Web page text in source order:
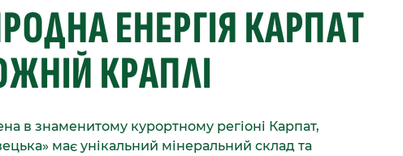
ЕНЕРГІЯ КАРПАТ
КРАПЛІ
в знаменитому курортному регіоні Карпат,
має унікальний мінеральний склад та